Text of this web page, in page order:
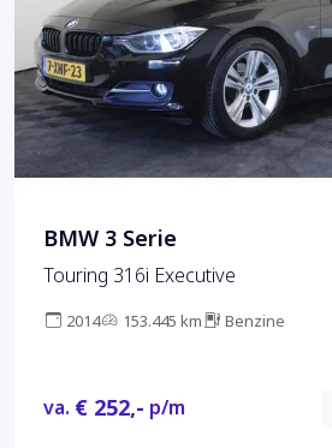
BMW 3 Serie
Touring 316i Executive
2014 153.445 km Benzine
va. € 252,- p/m